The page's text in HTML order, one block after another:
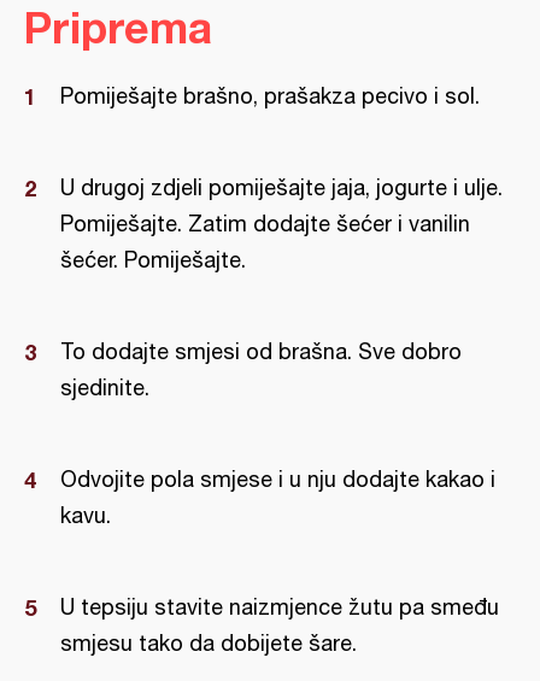
Priprema
Pomiješajte brašno, prašakza pecivo i sol.
U drugoj zdjeli pomiješajte jaja, jogurte i ulje.
Pomiješajte. Zatim dodajte šećer i vanilin
šećer. Pomiješajte.
To dodajte smjesi od brašna. Sve dobro
sjedinite.
Odvojite pola smjese i u nju dodajte kakao i
kavu.
U tepsiju stavite naizmjence žutu pa smeđu
smjesu tako da dobijete šare.